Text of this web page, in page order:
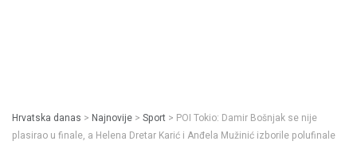
Hrvatska danas > Najnovije > Sport > POI Tokio: Damir Bošnjak se nije
plasirao u finale, a Helena Dretar Karić i Anđela Mužinić izborile polufinale